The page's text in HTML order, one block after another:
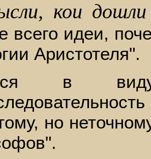
кои
всего идеи,
Аристотеля".
в виду
но